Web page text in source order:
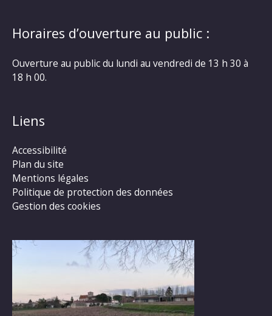
Horaires d’ouverture au public :
Ouverture au public du lundi au vendredi de 13 h 30 à
18 h 00.
Liens
Accessibilité
Plan du site
Mentions légales
Politique de protection des données
Gestion des cookies